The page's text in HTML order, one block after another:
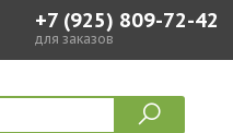
+7 (925) 809-72-42
для заказов